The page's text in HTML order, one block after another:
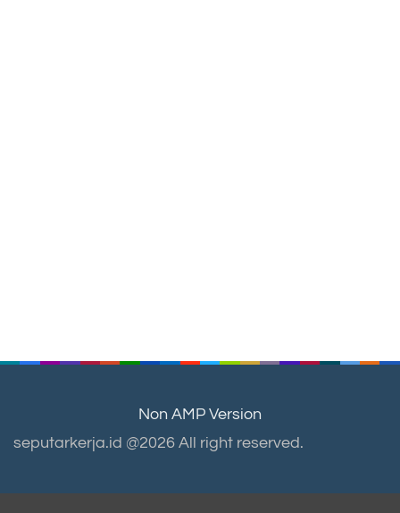
Non AMP Version
seputarkerja.id @2026 All right reserved.